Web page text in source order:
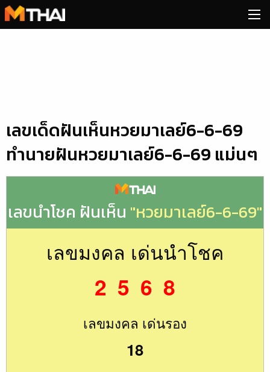
Skip
to
เลขเด็ดฝันเห็นหวยมาเลย์6-6-69
ทำนายฝันหวยมาเลย์6-6-69 แม่นๆ
เลขนำโชค ฝันเห็น "หวยมาเลย์6-6-69"
เลขมงคล เด่นนำโชค
2 5 6 8
เลขมงคล เด่นรอง
18